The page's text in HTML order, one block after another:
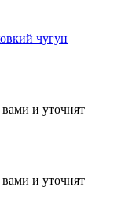
чугун
и уточнят
и уточнят